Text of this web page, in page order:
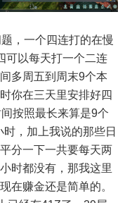
，一个四连打的在慢
可以每天打一个二连
多周五到周末9个本
你在三天里安排好四
按照最长来算是9个
，加上我说的那些日
分一下一共要每天两
时都没有，那我这里
在赚金还是简单的。